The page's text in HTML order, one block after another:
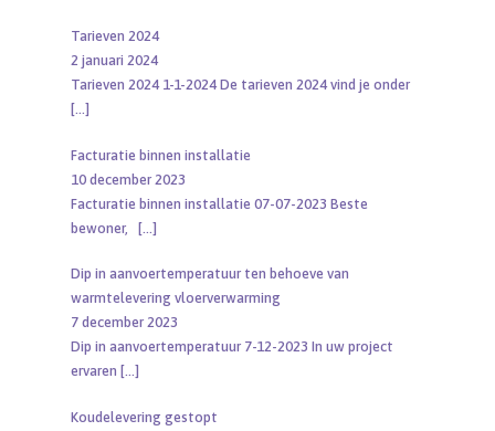
Tarieven 2024
2 januari 2024
Tarieven 2024 1-1-2024 De tarieven 2024 vind je onder
[…]
Facturatie binnen installatie
10 december 2023
Facturatie binnen installatie 07-07-2023 Beste
bewoner, […]
Dip in aanvoertemperatuur ten behoeve van
warmtelevering vloerverwarming
7 december 2023
Dip in aanvoertemperatuur 7-12-2023 In uw project
ervaren […]
Koudelevering gestopt